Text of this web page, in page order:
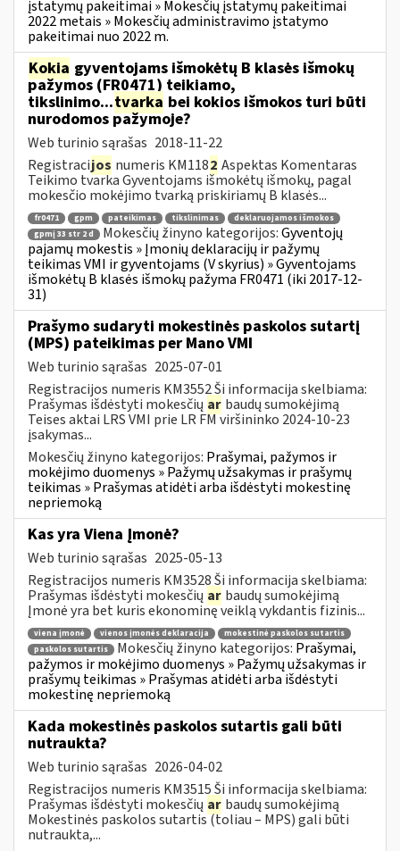
įstatymų pakeitimai » Mokesčių įstatymų pakeitimai
2022 metais » Mokesčių administravimo įstatymo
pakeitimai nuo 2022 m.
Kokia gyventojams išmokėtų B klasės išmokų
pažymos (FR0471) teikiamo,
tikslinimo...tvarka bei kokios išmokos turi būti
nurodomos pažymoje?
Web turinio sąrašas 2018-11-22
Registracijos numeris KM1182 Aspektas Komentaras
Teikimo tvarka Gyventojams išmokėtų išmokų, pagal
mokesčio mokėjimo tvarką priskiriamų B klasės...
fr0471 gpm pateikimas tikslinimas
deklaruojamos išmokos
gpmį 33 str 2 d
Mokesčių žinyno kategorijos:Gyventojų
pajamų mokestis » Įmonių deklaracijų ir pažymų
teikimas VMI ir gyventojams (V skyrius) » Gyventojams
išmokėtų B klasės išmokų pažyma FR0471 (iki 2017-12-
31)
Prašymo sudaryti mokestinės paskolos sutartį
(MPS) pateikimas per Mano VMI
Web turinio sąrašas 2025-07-01
Registracijos numeris KM3552 Ši informacija skelbiama:
Prašymas išdėstyti mokesčių ar baudų sumokėjimą
Teises aktai LRS VMI prie LR FM viršininko 2024-10-23
įsakymas...
Mokesčių žinyno kategorijos: Prašymai, pažymos ir
mokėjimo duomenys » Pažymų užsakymas ir prašymų
teikimas » Prašymas atidėti arba išdėstyti mokestinę
nepriemoką
Kas yra Viena Įmonė?
Web turinio sąrašas 2025-05-13
Registracijos numeris KM3528 Ši informacija skelbiama:
Prašymas išdėstyti mokesčių ar baudų sumokėjimą
Įmonė yra bet kuris ekonominę veiklą vykdantis fizinis...
viena įmonė vienos įmonės deklaracija
mokestinė paskolos sutartis
paskolos sutartis
Mokesčių žinyno kategorijos: Prašymai,
pažymos ir mokėjimo duomenys » Pažymų užsakymas ir
prašymų teikimas » Prašymas atidėti arba išdėstyti
mokestinę nepriemoką
Kada mokestinės paskolos sutartis gali būti
nutraukta?
Web turinio sąrašas 2026-04-02
Registracijos numeris KM3515 Ši informacija skelbiama:
Prašymas išdėstyti mokesčių ar baudų sumokėjimą
Mokestinės paskolos sutartis (toliau – MPS) gali būti
nutraukta,...